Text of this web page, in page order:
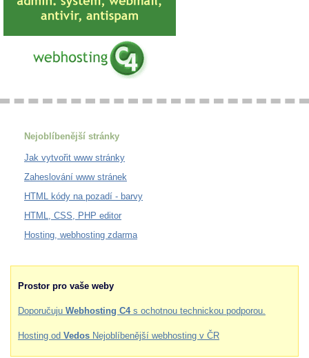
Nejoblíbenější stránky
Jak vytvořit www stránky
Zaheslování www stránek
HTML kódy na pozadí - barvy
HTML, CSS, PHP editor
Hosting, webhosting zdarma
Prostor pro vaše weby
Doporučuju Webhosting C4s ochotnou technickou podporou.
Hosting od Vedos Nejoblíbenější webhosting v ČR